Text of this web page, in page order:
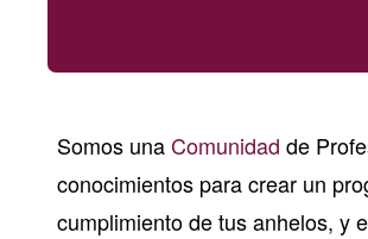
Somos unaComunidad de
conocimientos para crear un
cumplimiento de tus anhelos, y